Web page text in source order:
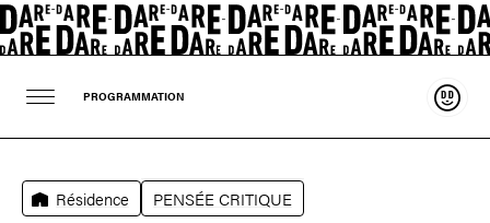
PROGRAMMATION
Résidence PENSÉE CRITIQUE